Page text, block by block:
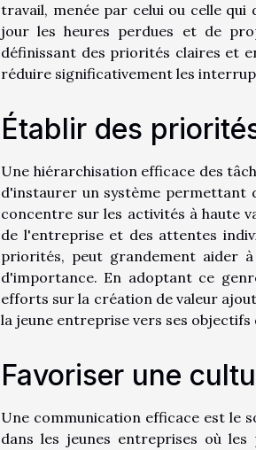
travail, menée par celui ou celle
jour les heures perdues et de
définissant des priorités claires et
réduire significativement les
Établir des
Une hiérarchisation efficace des
d'instaurer un système permettant
concentre sur les activités à haute
de l'entreprise et des attentes
priorités, peut grandement aider
d'importance. En adoptant ce
efforts sur la création de valeur
la jeune entreprise vers ses objectifs
Favoriser une
Une communication efficace est le
dans les jeunes entreprises où